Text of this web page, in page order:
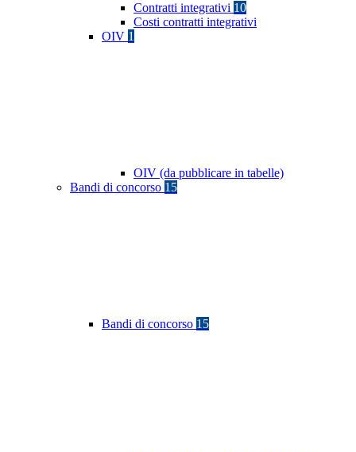
Contratti integrativi 10
Costi contratti integrativi
OIV 1
OIV (da pubblicare in tabelle)
Bandi di concorso 15
Bandi di concorso 15